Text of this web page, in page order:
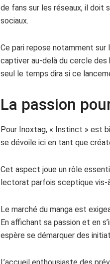
de fans sur les réseaux, il doit
sociaux.
Ce pari repose notamment
captiver au-delà du cercle des
seul le temps dira si ce
La passion
Pour Inoxtag, « Instinct » est
se dévoile ici en tant que
Cet aspect joue un rôle
lectorat parfois sceptique vis-
Le marché du manga est
En affichant sa passion et en
espère se démarquer des
L’accueil enthousiaste des